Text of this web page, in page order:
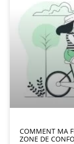
COMMENT MA
ZONE DE